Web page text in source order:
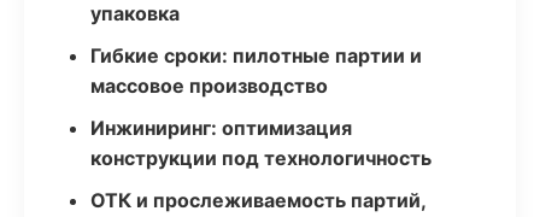
упаковка
Гибкие сроки: пилотные партии и
массовое производство
Инжиниринг: оптимизация
конструкции под технологичность
ОТК и прослеживаемость партий,